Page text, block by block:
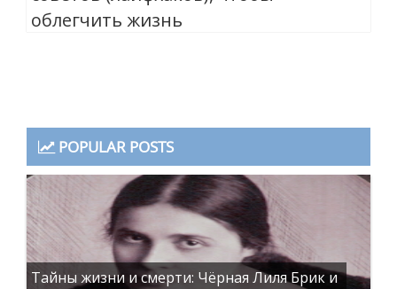
облегчить жизнь
POPULAR POSTS
Тайны жизни и смерти: Чёрная Лиля Брик и